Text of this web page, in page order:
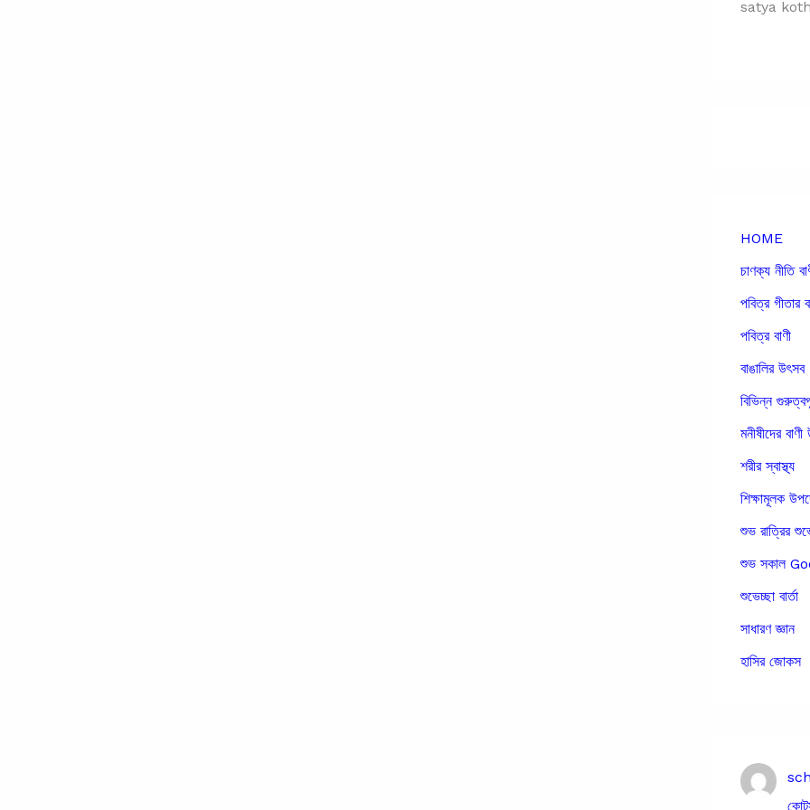
satya
HOME
চাণক্য নীতি
পবিত্র গীতার
পবিত্র বাণী
বাঙালির উৎসব
বিভিন্ন
মনীষীদের
শরীর স্বাস্থ্য
শিক্ষামূলক
শুভ রাত্রির
শুভ সকাল
শুভেচ্ছা বার্তা
সাধারণ জ্ঞান
হাসির জোকস